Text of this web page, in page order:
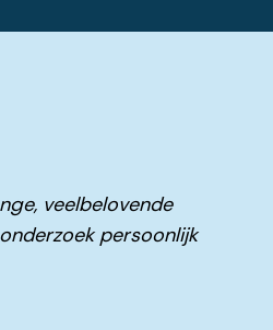
veelbelovende
persoonlijk